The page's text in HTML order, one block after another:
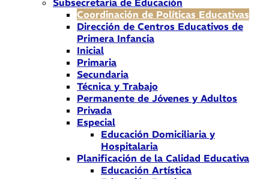
Subsecretaría de Educación
Coordinación de Políticas Educativas
Dirección de Centros Educativos de
Primera Infancia
Inicial
Primaria
Secundaria
Técnica y Trabajo
Permanente de Jóvenes y Adultos
Privada
Especial
Educación Domiciliaria y
Hospitalaria
Planificación de la Calidad Educativa
Educación Artística